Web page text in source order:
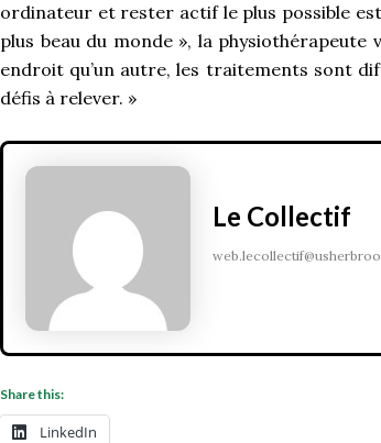
ordinateur et rester actif le plus possible est
plus beau du monde », la physiothérapeute
endroit qu’un autre, les traitements sont
défis à relever. »
Le Collectif
Share this:
LinkedIn